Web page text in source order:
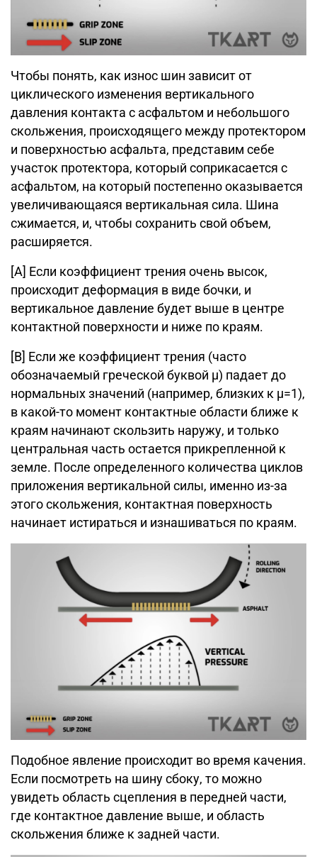
Чтобы понять, как износ шин зависит от
циклического изменения вертикального
давления контакта с асфальтом и небольшого
скольжения, происходящего между протектором
и поверхностью асфальта, представим себе
участок протектора, который соприкасается с
асфальтом, на который постепенно оказывается
увеличивающаяся вертикальная сила. Шина
сжимается, и, чтобы сохранить свой объем,
расширяется.
[A] Если коэффициент трения очень высок,
происходит деформация в виде бочки, и
вертикальное давление будет выше в центре
контактной поверхности и ниже по краям.
[B] Если же коэффициент трения (часто
обозначаемый греческой буквой μ) падает до
нормальных значений (например, близких к μ=1),
в какой-то момент контактные области ближе к
краям начинают скользить наружу, и только
центральная часть остается прикрепленной к
земле. После определенного количества циклов
приложения вертикальной силы, именно из-за
этого скольжения, контактная поверхность
начинает истираться и изнашиваться по краям.
Подобное явление происходит во время качения.
Если посмотреть на шину сбоку, то можно
увидеть область сцепления в передней части,
где контактное давление выше, и область
скольжения ближе к задней части.